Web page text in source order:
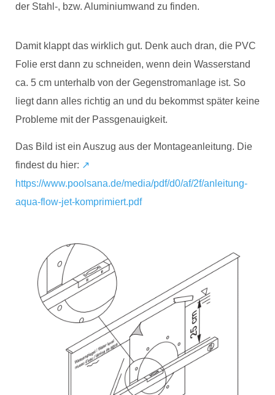
der Stahl-, bzw. Aluminiumwand zu finden.
Damit klappt das wirklich gut. Denk auch dran, die PVC
Folie erst dann zu schneiden, wenn dein Wasserstand
ca. 5 cm unterhalb von der Gegenstromanlage ist. So
liegt dann alles richtig an und du bekommst später keine
Probleme mit der Passgenauigkeit.
Das Bild ist ein Auszug aus der Montageanleitung. Die
findest du hier: ↗️
https://www.poolsana.de/media/pdf/d0/af/2f/anleitung-
aqua-flow-jet-komprimiert.pdf